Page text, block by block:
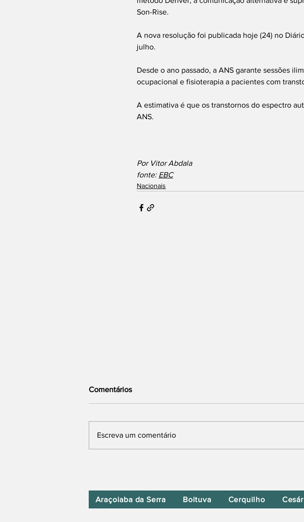
Son-Rise.
A nova resolução foi publicada hoje (24) no
julho.
Desde o ano passado, a ANS garante sessões
ocupacional e fisioterapia a pacientes com
A estimativa é que os transtornos do espectro
ANS.
Por Vitor Abdala
fonte: EBC
Nacionais
Comentários
Escreva um comentário
Araçoiaba da Serra Boituva Cerquilho